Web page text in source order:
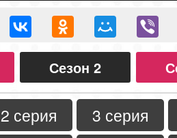
Сезон 2
2 серия
3 серия